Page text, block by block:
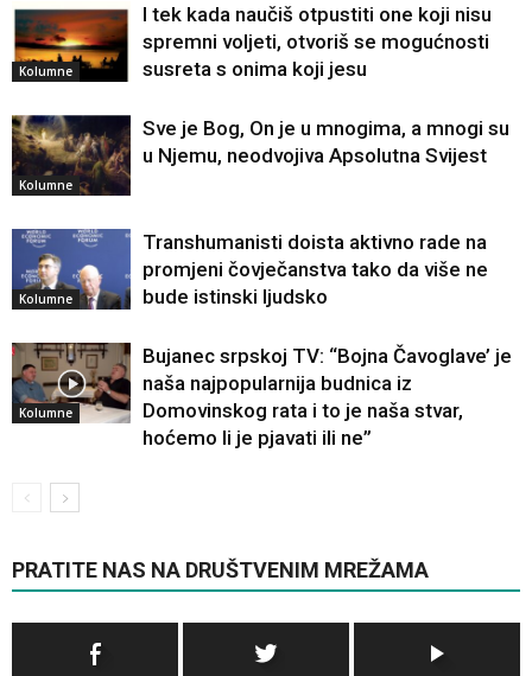
Kolumne
I tek kada naučiš otpustiti one koji nisu
spremni voljeti, otvoriš se mogućnosti
susreta s onima koji jesu
Kolumne
Sve je Bog, On je u mnogima, a mnogi su
u Njemu, neodvojiva Apsolutna Svijest
Kolumne
Transhumanisti doista aktivno rade na
promjeni čovječanstva tako da više ne
bude istinski ljudsko
Kolumne
Bujanec srpskoj TV: “Bojna Čavoglave’ je
naša najpopularnija budnica iz
Domovinskog rata i to je naša stvar,
hoćemo li je pjavati ili ne”
PRATITE NAS NA DRUŠTVENIM MREŽAMA